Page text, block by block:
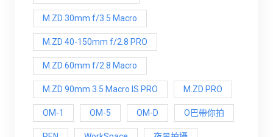
M.ZD 30mm f/3.5 Macro
M.ZD 40-150mm f/2.8 PRO
M.ZD 60mm f/2.8 Macro
M.ZD 90mm 3.5 Macro IS PRO M.ZD PRO
OM-1 OM-5 OM-D O巴帶你拍